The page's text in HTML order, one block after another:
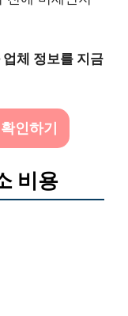
체 정보를 지금
인하기
비용